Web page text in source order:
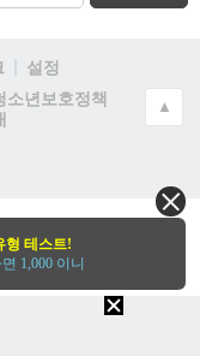
설정
소년보호정책
▲
형 테스트!
1,000 이니